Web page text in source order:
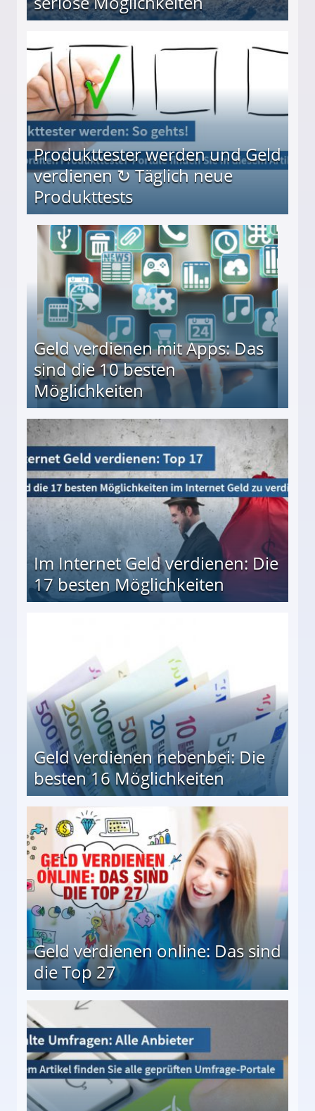
Produkttester werden und Geld
verdienen ↻ Täglich neue
Produkttests
↻ Täglich neue Produkttests
Geld verdienen mit Apps: Das
sind die 10 besten
Möglichkeiten
besten Möglichkeiten
Im Internet Geld verdienen: Die
17 besten Möglichkeiten
Geld verdienen nebenbei: Die
besten 16 Möglichkeiten
Geld verdienen online: Das sind
die Top 27